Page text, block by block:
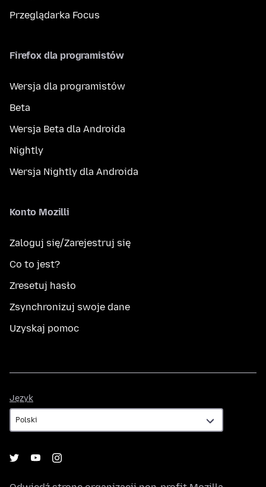
Przeglądarka Focus
Firefox dla programistów
Wersja dla programistów
Beta
Wersja Beta dla Androida
Nightly
Wersja Nightly dla Androida
Konto Mozilli
Zaloguj się/Zarejestruj się
Co to jest?
Zresetuj hasło
Zsynchronizuj swoje dane
Uzyskaj pomoc
Język